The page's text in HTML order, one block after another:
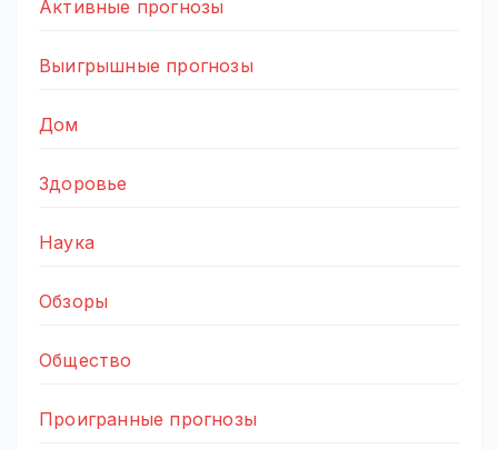
Активные прогнозы
Выигрышные прогнозы
Дом
Здоровье
Наука
Обзоры
Общество
Проигранные прогнозы